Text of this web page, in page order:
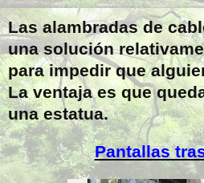
Las alambradas de
una solución
para impedir que
La ventaja es que
una estatua.
Pantallas